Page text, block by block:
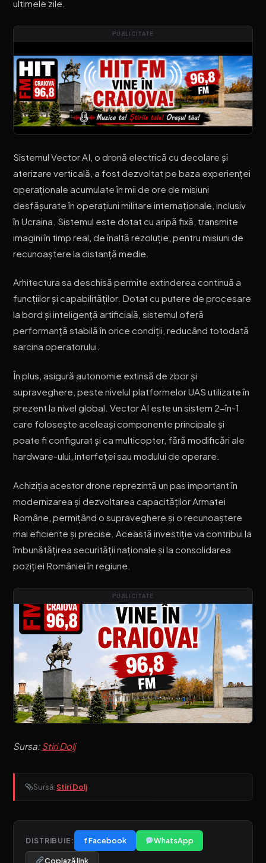
ultimele zile.
PUBLICITATE
Sistemul Vector AI, o dronă electrică cu decolare și
aterizare verticală, a fost dezvoltat pe baza experienței
operaționale acumulate în mii de ore de misiuni
desfășurate în operațiuni militare internaționale, inclusiv
în Ucraina. Sistemul este dotat cu aripă fixă, transmite
imagini în timp real, de înaltă rezoluție, pentru misiuni de
recunoaștere la distanță medie.
Arhitectura sa deschisă permite extinderea continuă a
funcțiilor și capabilităților. Dotat cu putere de procesare
la bord și inteligență artificială, sistemul oferă
performanță stabilă în orice condiții, reducând totodată
sarcina operatorului.
În plus, asigură autonomie extinsă de zbor și
supraveghere, peste nivelul platformelor UAS utilizate în
prezent la nivel global. Vector AI este un sistem 2-în-1
care folosește aceleași componente principale și
poate fi configurat și ca multicopter, fără modificări ale
hardware-ului, interfeței sau modului de operare.
Achiziția acestor drone reprezintă un pas important în
modernizarea și dezvoltarea capacităților Armatei
Române, permițând o supraveghere și o recunoaștere
mai eficiente și precise. Această investiție va contribui la
îmbunătățirea securității naționale și la consolidarea
poziției României în regiune.
PUBLICITATE
Sursa:Stiri Dolj
Sursă:Stiri Dolj
DISTRIBUIE: f Facebook WhatsApp
Copiază link